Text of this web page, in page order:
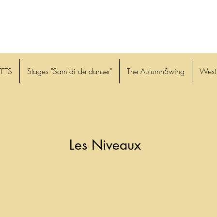
Stages "Sam'di de danser" The AutumnSwing
Les Niveaux